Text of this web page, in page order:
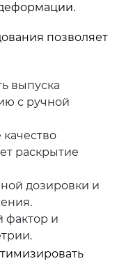
позволяет
выпуска
с ручной
раскрытие
дозировки и
фактор и